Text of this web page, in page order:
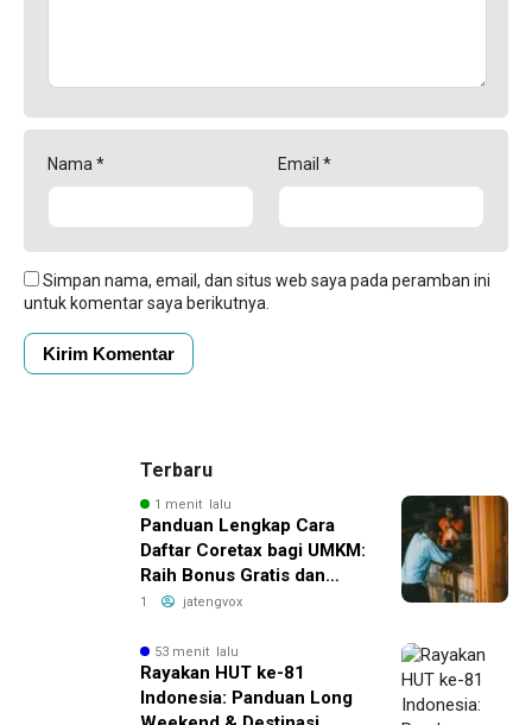
Nama * Email *
Simpan nama, email, dan situs web saya pada peramban ini
untuk komentar saya berikutnya.
Terbaru
1 menit lalu
Panduan Lengkap Cara
Daftar Coretax bagi UMKM:
Raih Bonus Gratis dan
Tingkatkan Penjualan
1 jatengvox
53 menit lalu
Rayakan HUT ke-81
Indonesia: Panduan Long